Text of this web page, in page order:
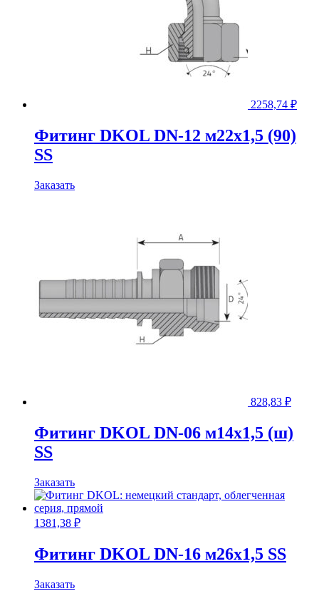
2258,74 ₽
Фитинг DKOL DN-12 м22x1,5 (90)
SS
Заказать
828,83 ₽
Фитинг DKOL DN-06 м14x1,5 (ш)
SS
Заказать
1381,38 ₽
Фитинг DKOL DN-16 м26x1,5 SS
Заказать